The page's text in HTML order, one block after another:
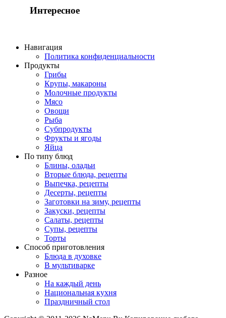
Интересное
Навигация
Политика конфиденциальности
Продукты
Грибы
Крупы, макароны
Молочные продукты
Мясо
Овощи
Рыба
Субпродукты
Фрукты и ягоды
Яйца
По типу блюд
Блины, оладьи
Вторые блюда, рецепты
Выпечка, рецепты
Десерты, рецепты
Заготовки на зиму, рецепты
Закуски, рецепты
Салаты, рецепты
Супы, рецепты
Торты
Способ приготовления
Блюда в духовке
В мультиварке
Разное
На каждый день
Национальная кухня
Праздничный стол